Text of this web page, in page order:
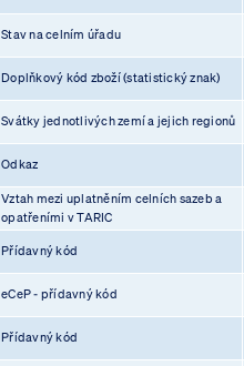
Stav na celním úřadu
Doplňkový kód zboží (statistický znak)
Svátky jednotlivých zemí a jejich regionů
Odkaz
Vztah mezi uplatněním celních sazeb a
opatřeními v TARIC
Přídavný kód
eCeP - přídavný kód
Přídavný kód